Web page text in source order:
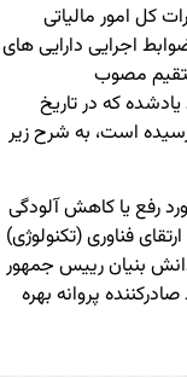
کل امور مالیاتی
تصریح کرده است: در اجرای مقررات ماده (20) ضوابط اجرایی دارایی های
مستقیم مصوب
(17) ضوابط اجرایی یادشده که در تاریخ
رسیده است، به شرح زیر
رفع یا کاهش آلودگی
فناوری (تکنولوژی)
بنیان رییس جمهور
پروانه بهره